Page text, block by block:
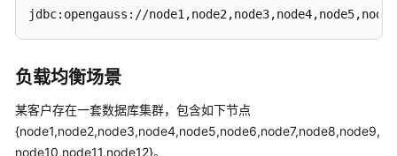
指
南
开
发
jdbc:opengauss://
负载均衡场景
某客户存在一套数据库集群，包含如下节点
{node1,node2,node3,node4,node5,node6,node7,node8,node9,
node10,node11,node12}。